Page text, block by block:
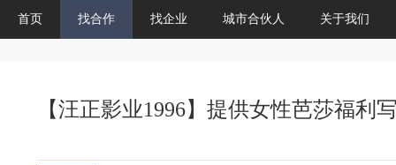
首页 找合作 找企业 城市合伙人 关于我们
【汪正影业1996】提供女性芭莎福利